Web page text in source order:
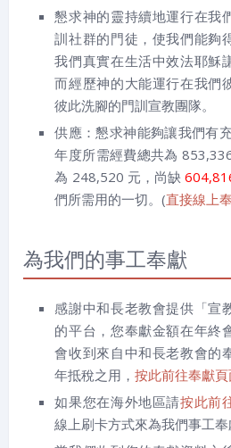
懇求神的靈持續地運行在我
訓社群的門徒，使我們能夠
我們真實在生活中效法耶穌
而經歷神的大能運行在我們
彼此洗腳的門訓宣教團隊。
供應：懇求神能夠讓我們有
年度所需經費總共為
為 248,520 元，尚缺
們所需用的一切。(直接線上
為我們的事工奉獻
感謝中和長老教會提供「宣
的平台，您奉獻金額在年終
會收到來自中和長老教會的
年抵稅之用，按此前往奉獻
如果您在海外地區請按此前
線上刷卡方式來為我們事工奉